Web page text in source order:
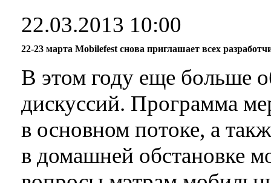
22.03.2013 10:00
22-23 марта Mobilefest снова приглашает всех
В этом году еще больше
дискуссий. Программа
в основном потоке, а
в домашней обстановке